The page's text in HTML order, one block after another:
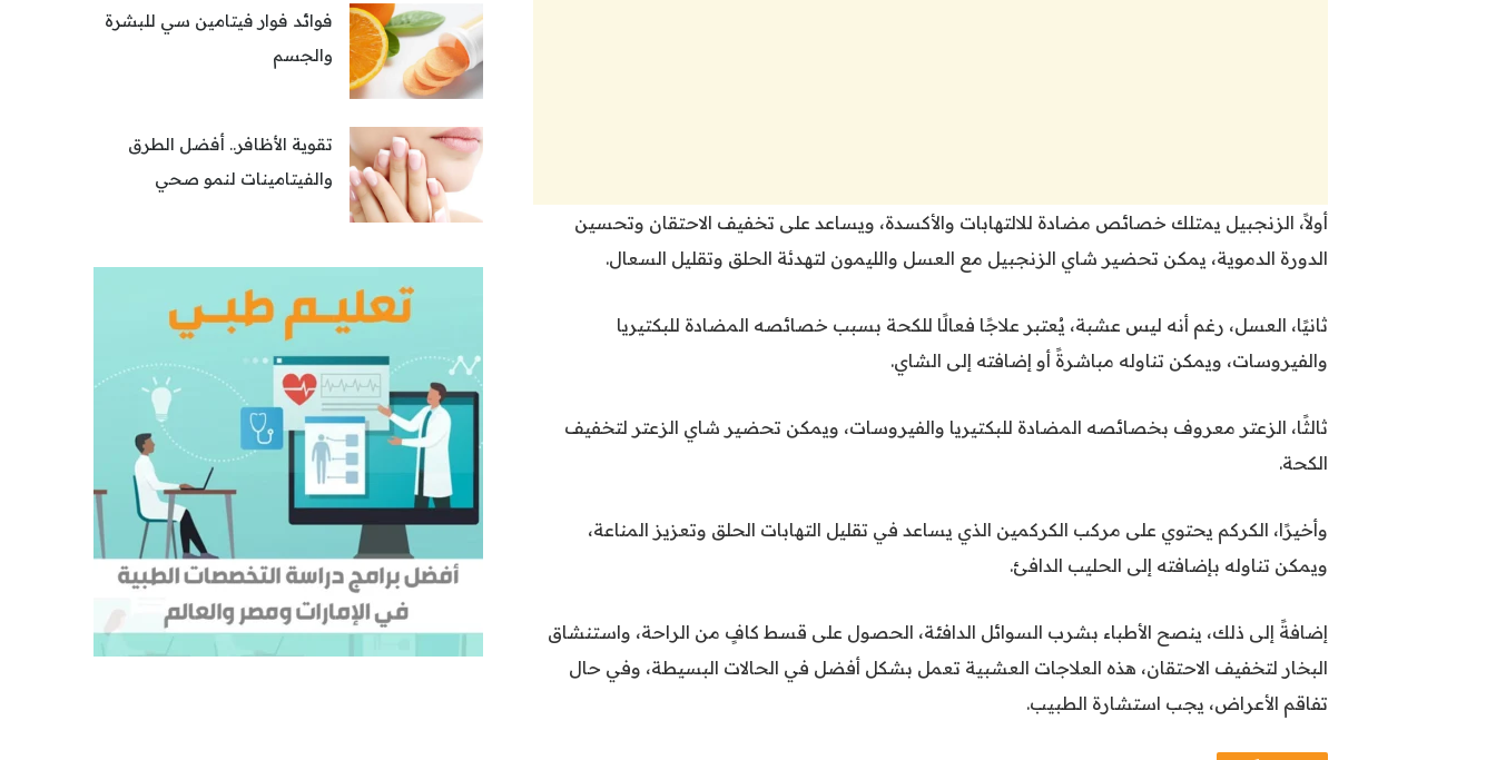
أولاً، الزنجبيل يمتلك خصائص مضادة للالتهابات والأكسدة، ويساعد على تخفيف الاحتقان وتحسين
الدورة الدموية، يمكن تحضير شاي الزنجبيل مع العسل والليمون لتهدئة الحلق وتقليل السعال.
ثانيًا، العسل، رغم أنه ليس عشبة، يُعتبر علاجًا فعالًا للكحة بسبب خصائصه المضادة للبكتيريا
والفيروسات، ويمكن تناوله مباشرةً أو إضافته إلى الشاي.
ثالثًا، الزعتر معروف بخصائصه المضادة للبكتيريا والفيروسات، ويمكن تحضير شاي الزعتر لتخفيف
الكحة.
وأخيرًا، الكركم يحتوي على مركب الكركمين الذي يساعد في تقليل التهابات الحلق وتعزيز المناعة،
ويمكن تناوله بإضافته إلى الحليب الدافئ.
إضافةً إلى ذلك، ينصح الأطباء بشرب السوائل الدافئة، الحصول على قسط كافٍ من الراحة، واستنشاق
البخار لتخفيف الاحتقان، هذه العلاجات العشبية تعمل بشكل أفضل في الحالات البسيطة، وفي حال
تفاقم الأعراض، يجب استشارة الطبيب.
فوائد فوار فيتامين سي للبشرة
والجسم
تقوية الأظافر.. أفضل الطرق
والفيتامينات لنمو صحي